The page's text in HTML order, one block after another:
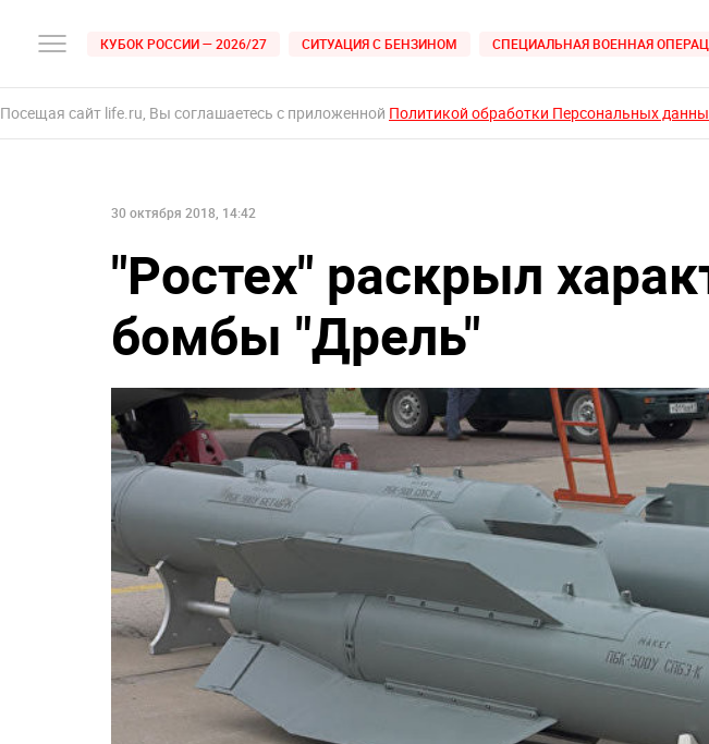
КУБОК РОССИИ — 2026/27 СИТУАЦИЯ С БЕНЗИНОМ СПЕЦИАЛЬНАЯ ВОЕННАЯ
Посещая сайт life.ru, Вы соглашаетесь с приложенной Политикой обработки Персональных
30 октября 2018, 14:42
"Ростех" раскрыл
бомбы "Дрель"